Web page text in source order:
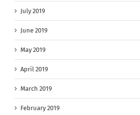
July 2019
June 2019
May 2019
April 2019
March 2019
February 2019